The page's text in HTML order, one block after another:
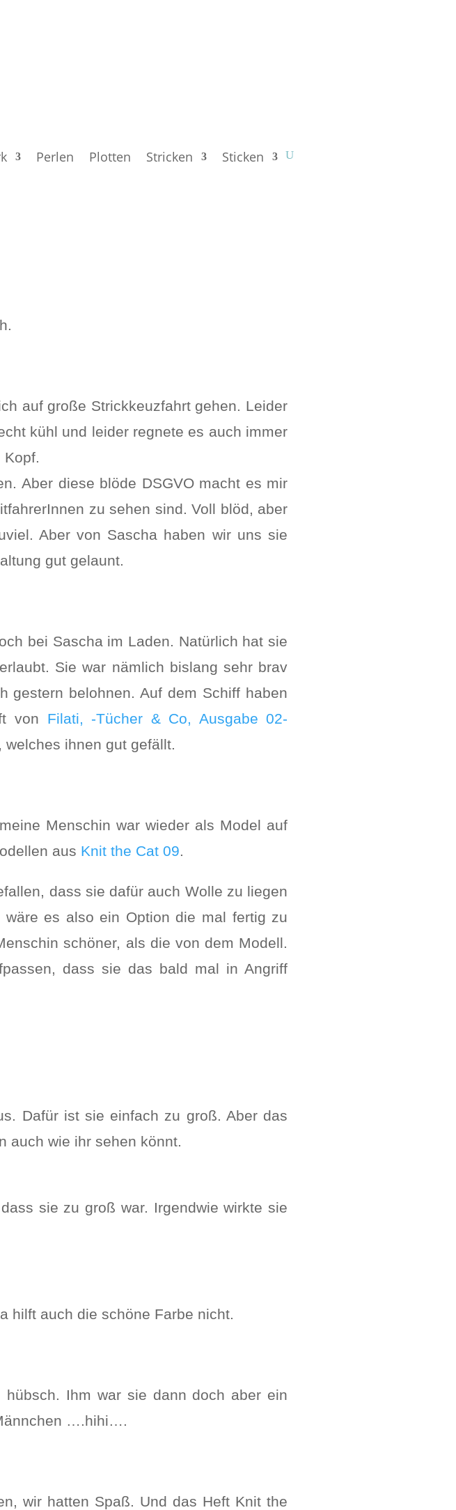
Perlen Plotten Stricken Sticken
auf große Strickkeuzfahrt gehen. Leider
kühl und leider regnete es auch immer
Kopf.
Aber diese blöde DSGVO macht es mir
zu sehen sind. Voll blöd, aber
Aber von Sascha haben wir uns sie
gut gelaunt.
bei Sascha im Laden. Natürlich hat sie
Sie war nämlich bislang sehr brav
gestern belohnen. Auf dem Schiff haben
von Filati, -Tücher & Co, Ausgabe 02-
ihnen gut gefällt.
Menschin war wieder als Model auf
aus Knit the Cat 09.
dass sie dafür auch Wolle zu liegen
es also ein Option die mal fertig zu
schöner, als die von dem Modell.
dass sie das bald mal in Angriff
Dafür ist sie einfach zu groß. Aber das
auch wie ihr sehen könnt.
sie zu groß war. Irgendwie wirkte sie
hilft auch die schöne Farbe nicht.
hübsch. Ihm war sie dann doch aber ein
….hihi….
wir hatten Spaß. Und das Heft Knit the